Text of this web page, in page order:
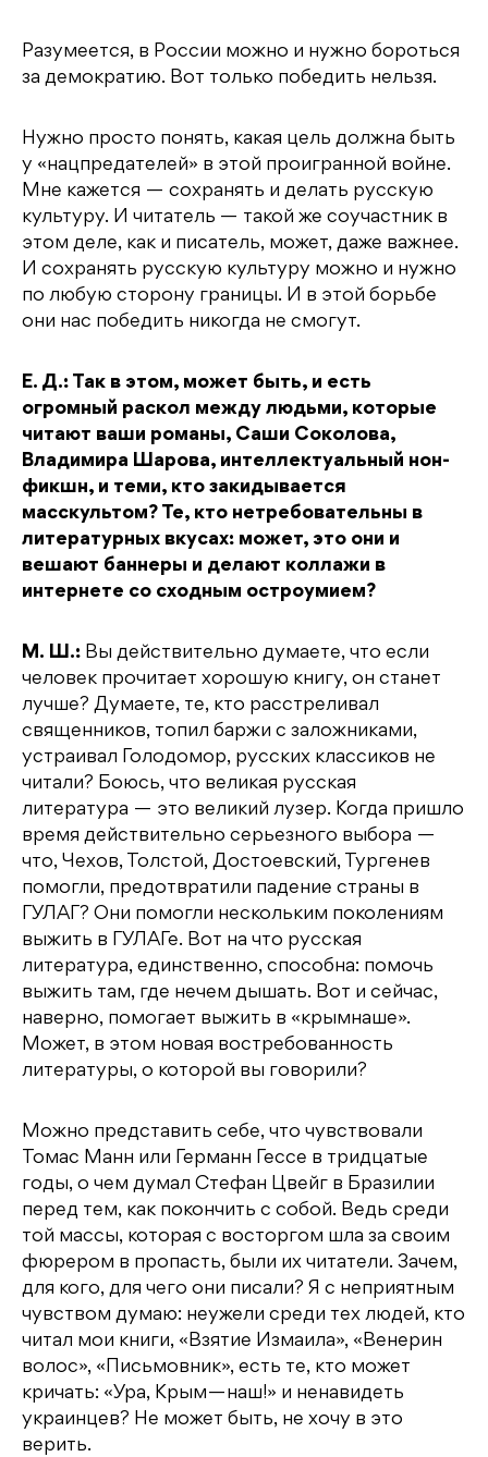
Разумеется, в России можно и нужно бороться
за демократию. Вот только победить нельзя.
Нужно просто понять, какая цель должна быть
у «нацпредателей» в этой проигранной войне.
Мне кажется — сохранять и делать русскую
культуру. И читатель — такой же соучастник в
этом деле, как и писатель, может, даже важнее.
И сохранять русскую культуру можно и нужно
по любую сторону границы. И в этой борьбе
они нас победить никогда не смогут.
Е. Д.: Так в этом, может быть, и есть
огромный раскол между людьми, которые
читают ваши романы, Саши Соколова,
Владимира Шарова, интеллектуальный нон-
фикшн, и теми, кто закидывается
масскультом? Те, кто нетребовательны в
литературных вкусах: может, это они и
вешают баннеры и делают коллажи в
интернете со сходным остроумием?
М. Ш.: Вы действительно думаете, что если
человек прочитает хорошую книгу, он станет
лучше? Думаете, те, кто расстреливал
священников, топил баржи с заложниками,
устраивал Голодомор, русских классиков не
читали? Боюсь, что великая русская
литература — это великий лузер. Когда пришло
время действительно серьезного выбора —
что, Чехов, Толстой, Достоевский, Тургенев
помогли, предотвратили падение страны в
ГУЛАГ? Они помогли нескольким поколениям
выжить в ГУЛАГе. Вот на что русская
литература, единственно, способна: помочь
выжить там, где нечем дышать. Вот и сейчас,
наверно, помогает выжить в «крымнаше».
Может, в этом новая востребованность
литературы, о которой вы говорили?
Можно представить себе, что чувствовали
Томас Манн или Германн Гессе в тридцатые
годы, о чем думал Стефан Цвейг в Бразилии
перед тем, как покончить с собой. Ведь среди
той массы, которая с восторгом шла за своим
фюрером в пропасть, были их читатели. Зачем,
для кого, для чего они писали? Я с неприятным
чувством думаю: неужели среди тех людей, кто
читал мои книги, «Взятие Измаила», «Венерин
волос», «Письмовник», есть те, кто может
кричать: «Ура, Крым — наш!» и ненавидеть
украинцев? Не может быть, не хочу в это
верить.